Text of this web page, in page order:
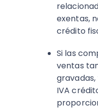
exentas,
crédito
Si las
ventas
IVA